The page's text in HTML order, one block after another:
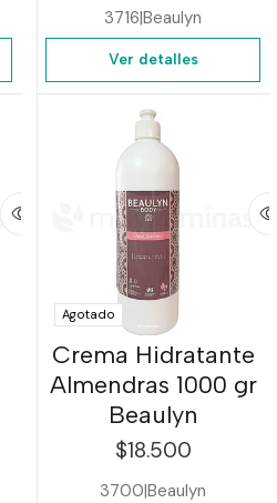
3716|Beaulyn
Ver detalles
Agotado
Crema Hidratante
Almendras 1000 gr
Beaulyn
$18.500
3700|Beaulyn